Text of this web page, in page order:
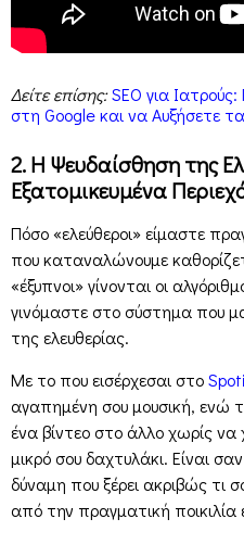
Δείτε επίσης:SEO για
στη Google και να Αυξήσετε
2. Η Ψευδαίσθηση της
Εξατομικευμένα
Πόσο «ελεύθεροι» είμαστε
που καταναλώνουμε
«έξυπνοι» γίνονται οι
γινόμαστε στο σύστημα που
της ελευθερίας.
Με το που εισέρχεσαι στο
αγαπημένη σου μουσική, ενώ
ένα βίντεο στο άλλο χωρίς να
μικρό σου δαχτυλάκι. Είναι
δύναμη που ξέρει ακριβώς τι
από την πραγματική ποικιλία